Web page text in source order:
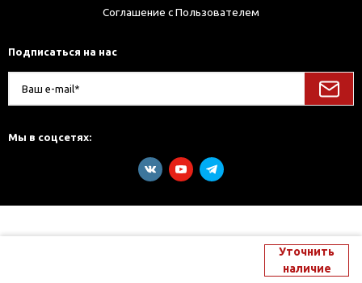
Уточнить
наличие
Соглашение с Пользователем
Подписаться на нас
Мы в соцсетях: